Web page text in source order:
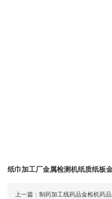
纸巾加工厂金属检测机纸质纸板
上一篇： 制药加工线药品金检机药品